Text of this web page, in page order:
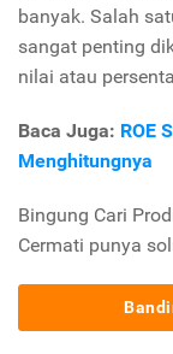
banyak. Salah
sangat penting
nilai atau
Baca Juga: ROE
Menghitungnya
Bingung Cari
Cermati punya